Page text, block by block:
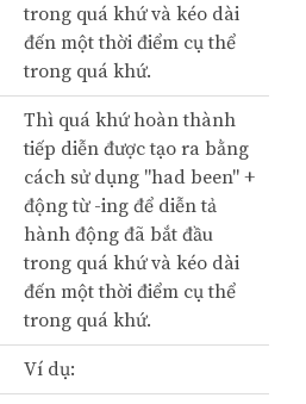
trong quá khứ và kéo dài
đến một thời điểm cụ thể
trong quá khứ.
Thì quá khứ hoàn thành
tiếp diễn được tạo ra bằng
cách sử dụng "had been" +
động từ -ing để diễn tả
hành động đã bắt đầu
trong quá khứ và kéo dài
đến một thời điểm cụ thể
trong quá khứ.
Ví dụ: